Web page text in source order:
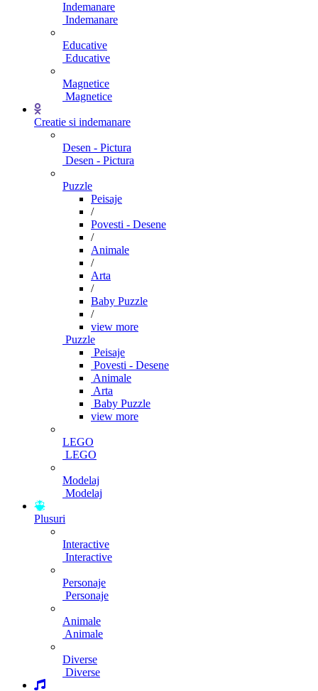
Indemanare
Indemanare
Educative
Educative
Magnetice
Magnetice
Creatie si indemanare
Desen - Pictura
Desen - Pictura
Puzzle
Peisaje
/
Povesti - Desene
/
Animale
/
Arta
/
Baby Puzzle
/
view more
Puzzle
Peisaje
Povesti - Desene
Animale
Arta
Baby Puzzle
view more
LEGO
LEGO
Modelaj
Modelaj
Plusuri
Interactive
Interactive
Personaje
Personaje
Animale
Animale
Diverse
Diverse